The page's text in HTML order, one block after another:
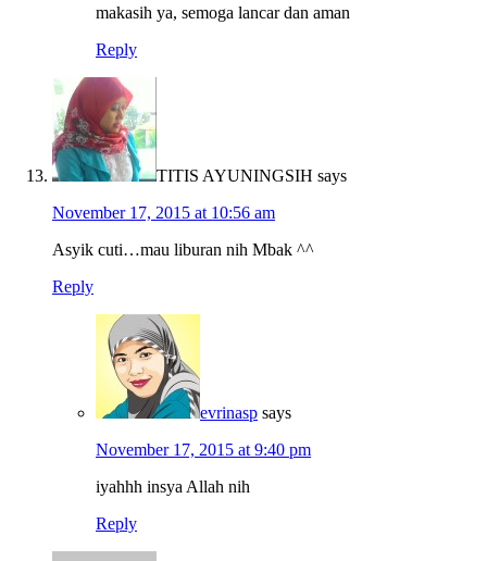
makasih ya, semoga lancar dan aman
Reply
TITIS AYUNINGSIH says
November 17, 2015 at 10:56 am
Asyik cuti…mau liburan nih Mbak ^^
Reply
evrinasp says
November 17, 2015 at 9:40 pm
iyahhh insya Allah nih
Reply